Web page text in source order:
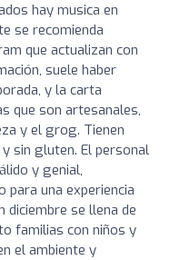
hay musica en
se recomienda
que actualizan con
suele haber
y la carta
que son artesanales,
y el grog. Tienen
sin gluten. El personal
y genial,
para una experiencia
diciembre se llena de
familias con niños y
el ambiente y